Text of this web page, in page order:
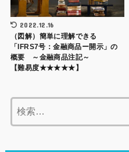
2022.12.16
（図解）簡単に理解できる
「IFRS7号：金融商品ー開示」の
概要 ～金融商品注記～
【難易度★★★★★】